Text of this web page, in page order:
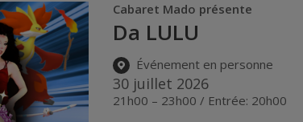
Cabaret Mado présente
Da LULU
Événement en personne
30 juillet 2026
21h00 – 23h00 / Entrée: 20h00